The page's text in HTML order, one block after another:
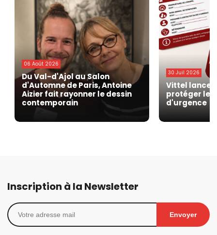
06 Août 2026
Du Val-d'Ajol au Salon
d'Automne de Paris, Antoine
Aizier fait rayonner le dessin
contemporain
30 Juil 2026
Vittel lance
protéger les
d'urgence
Inscription à la Newsletter
Envoyer